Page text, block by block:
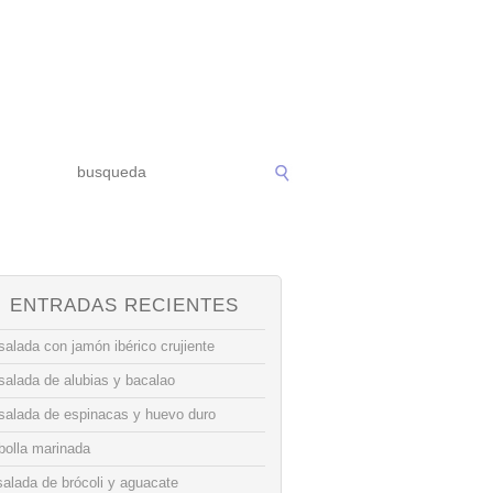
ENTRADAS RECIENTES
con jamón ibérico crujiente
de alubias y bacalao
de espinacas y huevo duro
marinada
de brócoli y aguacate